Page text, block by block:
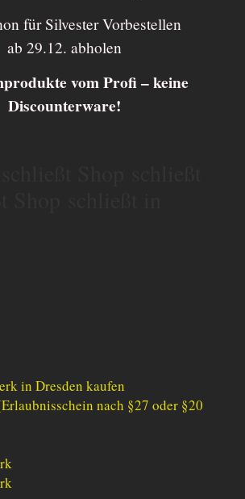
für Silvester Vorbestellen
ab 29.12. abholen
vom Profi – keine
Discounterware!
in Dresden kaufen
nach §27 oder §20